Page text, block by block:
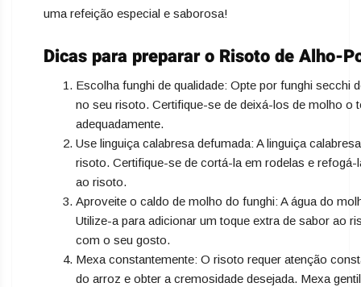
uma refeição especial e saborosa!
Dicas para preparar o Risoto de Alho-
Escolha funghi de qualidade: Opte por funghi secchi
no seu risoto. Certifique-se de deixá-los de molho o
adequadamente.
Use linguiça calabresa defumada: A linguiça
risoto. Certifique-se de cortá-la em rodelas e
ao risoto.
Aproveite o caldo de molho do funghi: A água do
Utilize-a para adicionar um toque extra de sabor ao
com o seu gosto.
Mexa constantemente: O risoto requer atenção
do arroz e obter a cremosidade desejada. Mexa